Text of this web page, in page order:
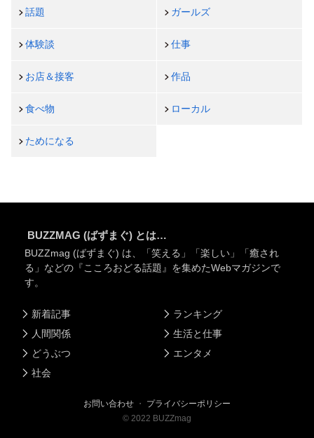
話題 ガールズ
体験談 仕事
お店＆接客 作品
食べ物 ローカル
ためになる
BUZZMAG (ばずまぐ) とは…
BUZZmag (ばずまぐ) は、「笑える」「楽しい」「癒され
る」などの『こころおどる話題』を集めたWebマガジンで
す。
新着記事
人間関係
どうぶつ
社会
ランキング
生活と仕事
エンタメ
お問い合わせ ・ プライバシーポリシー
© 2022 BUZZmag